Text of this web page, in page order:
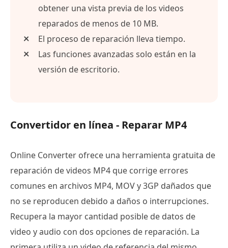
obtener una vista previa de los videos
reparados de menos de 10 MB.
El proceso de reparación lleva tiempo.
Las funciones avanzadas solo están en la
versión de escritorio.
Convertidor en línea - Reparar MP4
Online Converter ofrece una herramienta gratuita de
reparación de videos MP4 que corrige errores
comunes en archivos MP4, MOV y 3GP dañados que
no se reproducen debido a daños o interrupciones.
Recupera la mayor cantidad posible de datos de
video y audio con dos opciones de reparación. La